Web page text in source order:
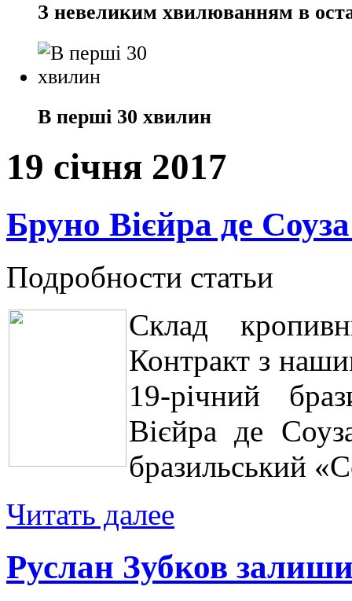
З невеликим хвилюванням в
В перші 30 хвилин
19 січня 2017
Бруно Вієйра де
Подробности статьи
Склад
Контракт з
19-річний
Вієйра де
бразильський
Читать далее
Руслан Зубков